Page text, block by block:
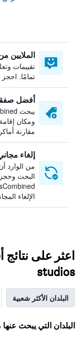
الملايين
تقييمات
تمامًا. احجز
أفضل
ومكان
مقارنة
إلغاء
من الوارد
البحث
الإلغاء
studios
البلدان الأكثر شعبية
البلدان التي يبحث